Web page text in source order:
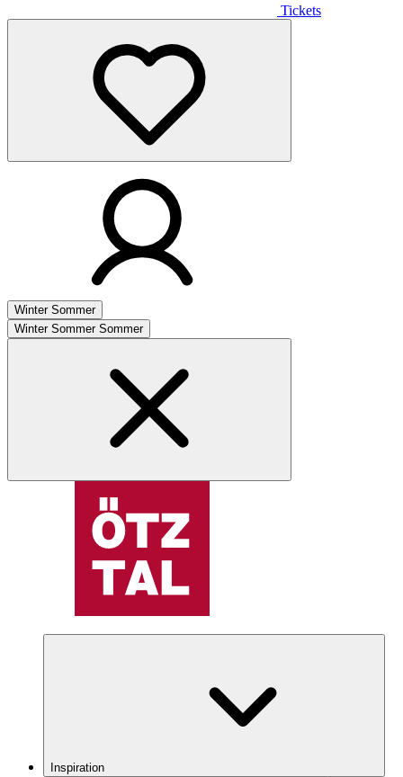
Tickets
Winter Sommer
Winter Sommer Sommer
Inspiration